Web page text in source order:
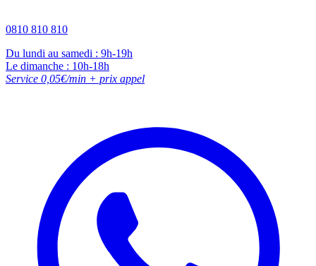
0810 810 810
Du lundi au samedi : 9h-19h
Le dimanche : 10h-18h
Service 0,05€/min + prix appel